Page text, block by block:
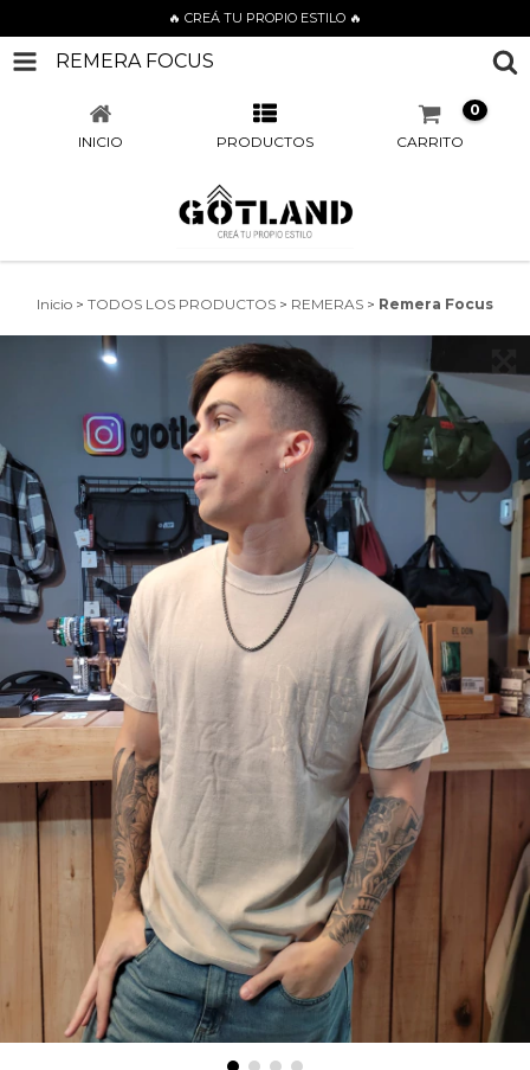
🔥 CREÁ TU PROPIO ESTILO 🔥
REMERA FOCUS
INICIO PRODUCTOS CARRITO
0
Inicio > TODOS LOS PRODUCTOS > REMERAS > Remera Focus